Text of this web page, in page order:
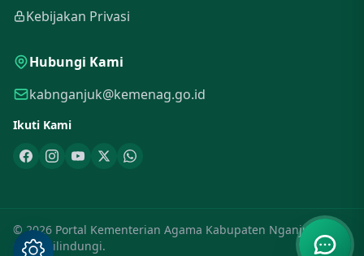
Kebijakan Privasi
Hubungi Kami
kabnganjuk@kemenag.go.id
Ikuti Kami
© 2026 Portal Kementerian Agama Kabupaten Nganjuk. Hak
Cipta Dilindungi.